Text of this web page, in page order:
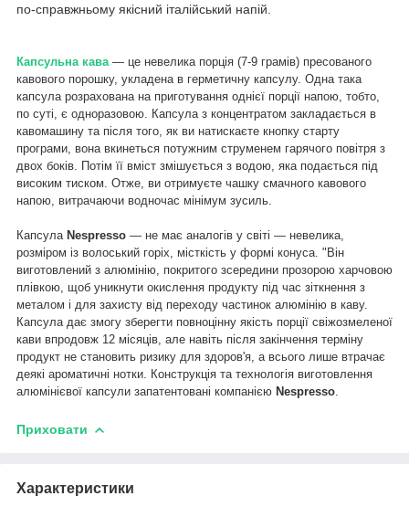
по-справжньому якісний італійський напій.
Капсульна кава — це невелика порція (7-9 грамів) пресованого
кавового порошку, укладена в герметичну капсулу. Одна така
капсула розрахована на приготування однієї порції напою, тобто,
по суті, є одноразовою. Капсула з концентратом закладається в
кавомашину та після того, як ви натискаєте кнопку старту
програми, вона вкинеться потужним струменем гарячого повітря з
двох боків. Потім її вміст змішується з водою, яка подається під
високим тиском. Отже, ви отримуєте чашку смачного кавового
напою, витрачаючи водночас мінімум зусиль.
Капсула Nespresso — не має аналогів у світі — невелика,
розміром із волоський горіх, місткість у формі конуса. "Він
виготовлений з алюмінію, покритого зсередини прозорою харчовою
плівкою, щоб уникнути окислення продукту під час зіткнення з
металом і для захисту від переходу частинок алюмінію в каву.
Капсула дає змогу зберегти повноцінну якість порції свіжозмеленої
кави впродовж 12 місяців, але навіть після закінчення терміну
продукт не становить ризику для здоров'я, а всього лише втрачає
деякі ароматичні нотки. Конструкція та технологія виготовлення
алюмінієвої капсули запатентовані компанією Nespresso
Приховати
Характеристики